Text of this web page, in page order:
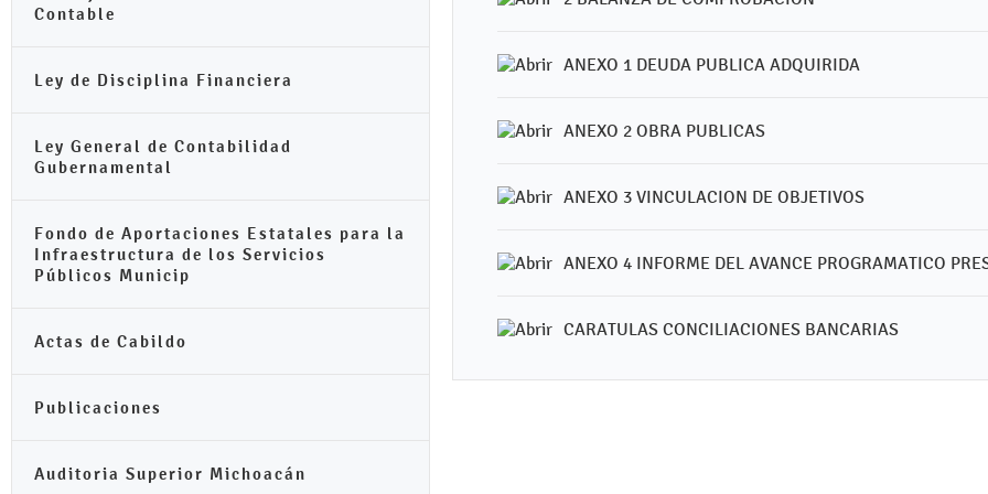
Contable
Ley de Disciplina Financiera
Ley General de Contabilidad
Gubernamental
Fondo de Aportaciones Estatales para la
Infraestructura de los Servicios
Públicos Municip
Actas de Cabildo
Publicaciones
Auditoria Superior Michoacán
ANEXO 1 DEUDA PUBLICA ADQUIRIDA
ANEXO 2 OBRA PUBLICAS
ANEXO 3 VINCULACION DE OBJETIVOS
ANEXO 4 INFORME DEL AVANCE PROGRAMATICO
CARATULAS CONCILIACIONES BANCARIAS